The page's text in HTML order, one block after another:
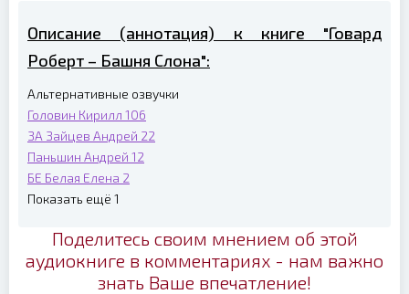
Описание (аннотация) к книге "Говард
Роберт – Башня Слона":
Альтернативные озвучки
Головин Кирилл 106
ЗА Зайцев Андрей 22
Паньшин Андрей 12
БЕ Белая Елена 2
Показать ещё 1
Поделитесь своим мнением об этой
аудиокниге в комментариях - нам важно
знать Ваше впечатление!